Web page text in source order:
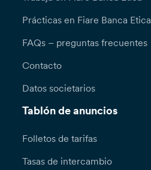
Prácticas en Fiare Banca Etica
FAQs – preguntas frecuentes
Contacto
Datos societarios
Tablón de anuncios
Folletos de tarifas
Tasas de intercambio